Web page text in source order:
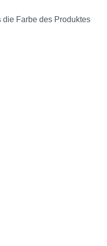
Farbe des Produktes